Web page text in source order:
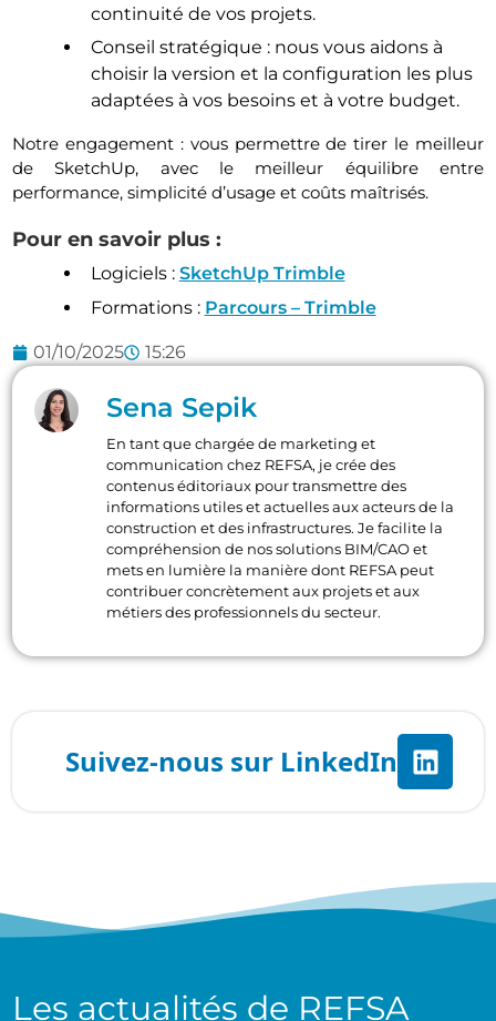
continuité de vos projets.
Conseil stratégique : nous vous aidons à
choisir la version et la configuration les plus
adaptées à vos besoins et à votre budget.
Notre engagement : vous permettre de tirer le meilleur
de SketchUp, avec le meilleur équilibre entre
performance, simplicité d’usage et coûts maîtrisés.
Pour en savoir plus :
Logiciels : SketchUp Trimble
Formations : Parcours – Trimble
01/10/2025 15:26
Sena Sepik
En tant que chargée de marketing et
communication chez REFSA, je crée des
contenus éditoriaux pour transmettre des
informations utiles et actuelles aux acteurs de la
construction et des infrastructures. Je facilite la
compréhension de nos solutions BIM/CAO et
mets en lumière la manière dont REFSA peut
contribuer concrètement aux projets et aux
métiers des professionnels du secteur.
Les actualités de REFSA